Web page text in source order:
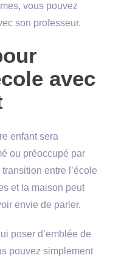
vous pouvez
son professeur.
avec
enfant sera
ou préoccupé par
entre l’école
et la maison peut
envie de parler.
poser d’emblée de
pouvez simplement